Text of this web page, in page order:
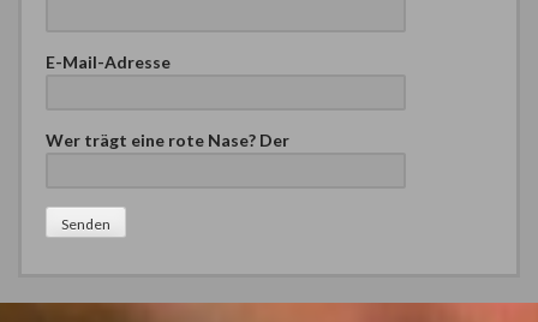
E-Mail-Adresse
Bitte lasse dieses Feld leer.
Wer trägt eine rote Nase? Der